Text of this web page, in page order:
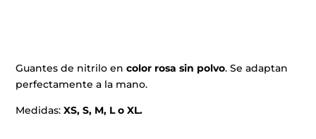
Guantes de nitrilo encolor rosa sin polvo. Se adaptan
perfectamente a la mano.
Medidas:XS, S, M, L o XL.